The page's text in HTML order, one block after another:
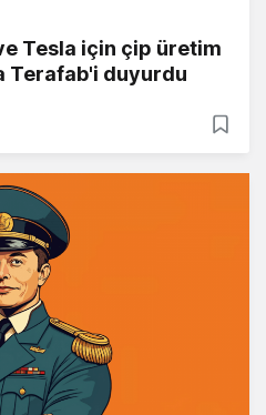
Tesla için çip üretim
Terafab'i duyurdu